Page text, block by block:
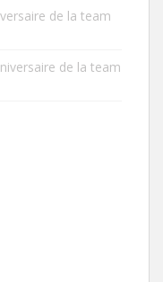
de la team
de la team